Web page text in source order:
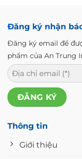
Đăng ký nhận
Đăng ký email để
phẩm của An Trung
Thông tin
Giới thiệu